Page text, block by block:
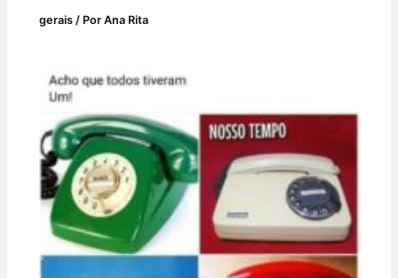
gerais / PorAna Rita